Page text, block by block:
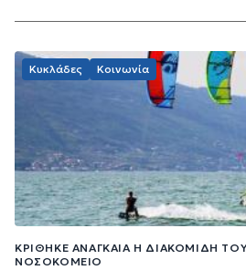
Κυκλάδες Κοινωνία
ΚΡΊΘΗΚΕ ΑΝΑΓΚΑΊΑ Η ΔΙΑΚΟΜΙΔΉ
ΝΟΣΟΚΟΜΕΊΟ